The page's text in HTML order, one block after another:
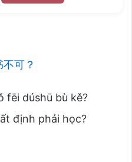
可？
fēi dúshū bù kě?
định phải học?